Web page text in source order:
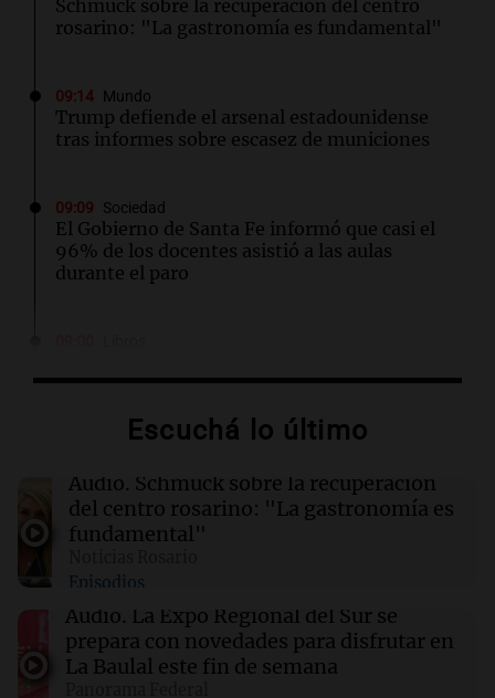
Schmuck sobre la recuperación del centro
rosarino: "La gastronomía es fundamental"
09:14 Mundo
Trump defiende el arsenal estadounidense
tras informes sobre escasez de municiones
09:09 Sociedad
El Gobierno de Santa Fe informó que casi el
96% de los docentes asistió a las aulas
durante el paro
nuevo misterio en los Cotswolds
El desafío final: la búsqueda de una hermana
perdida y un oscuro secreto familiar
El manuscrito de las almas: un viaje a los
secretos del pasado en Escocia
09:00 Libros
Escuchá lo último
Audio. Schmuck sobre la recuperación
del centro rosarino: "La gastronomía es
fundamental"
Episodios
Audio. La Expo Regional del Sur se
prepara con novedades para disfrutar en
La Baulal este fin de semana